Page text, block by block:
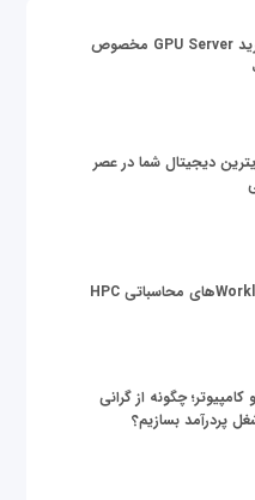
قیمت سرور گرافیکی | خرید GPU Server مخصوص
دیجیتال شما در عصر
چگونه از گرانی
پردرآمد بسازیم؟